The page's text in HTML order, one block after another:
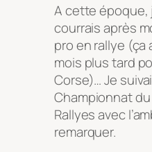
A cette époque,
courrais après
pro en rallye (ça
mois plus tard
Corse)… Je
Championnat
Rallyes avec
remarquer.